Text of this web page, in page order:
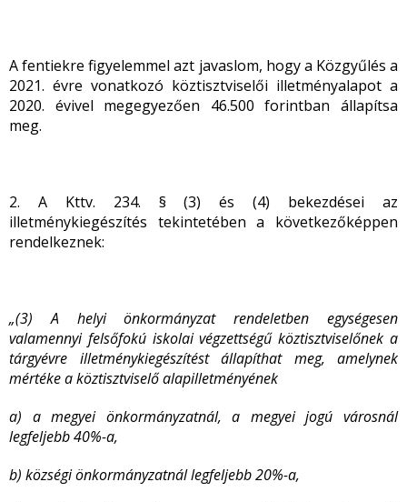
A fentiekre figyelemmel azt javaslom, hogy a Közgyűlés a
2021. évre vonatkozó köztisztviselői illetményalapot a
2020. évivel megegyezően 46.500 forintban állapítsa
meg.
2. A Kttv. 234. § (3) és (4) bekezdései az
illetménykiegészítés tekintetében a következőképpen
rendelkeznek:
„(3) A helyi önkormányzat rendeletben egységesen
valamennyi felsőfokú iskolai végzettségű köztisztviselőnek a
tárgyévre illetménykiegészítést állapíthat meg, amelynek
mértéke a köztisztviselő alapilletményének
a) a megyei önkormányzatnál, a megyei jogú városnál
legfeljebb 40%-a,
b) községi önkormányzatnál legfeljebb 20%-a,